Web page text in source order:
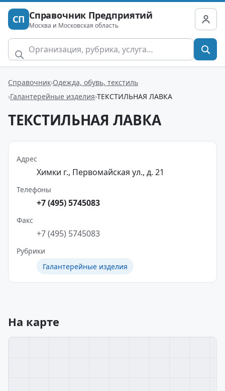
СП Справочник Предприятий
Москва и Московская область
Справочник Одежда, обувь, текстиль
Галантерейные изделия ТЕКСТИЛЬНАЯ ЛАВКА
ТЕКСТИЛЬНАЯ ЛАВКА
Адрес
Химки г., Первомайская ул., д. 21
Телефоны
+7 (495) 5745083
Факс
+7 (495) 5745083
Рубрики
Галантерейные изделия
На карте